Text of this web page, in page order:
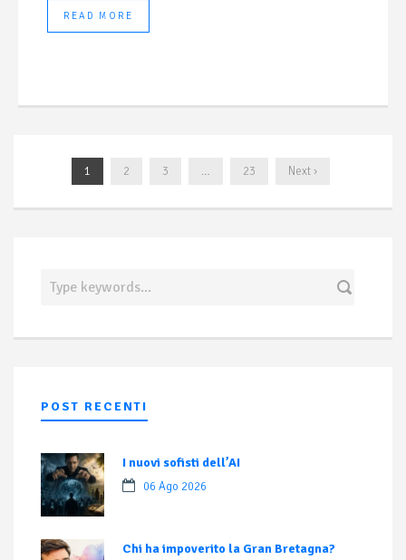
READ MORE
1 2 3 … 23 Next ›
POST RECENTI
I nuovi sofisti dell’AI
06 Ago 2026
Chi ha impoverito la Gran Bretagna?